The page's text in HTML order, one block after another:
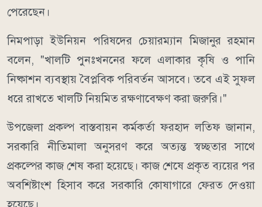
পেরেছেন।
নিমপাড়া ইউনিয়ন পরিষদের চেয়ারম্যান মিজানুর রহমান
বলেন, "খালটি পুনঃখননের ফলে এলাকার কৃষি ও পানি
নিষ্কাশন ব্যবস্থায় বৈপ্লবিক পরিবর্তন আসবে। তবে এই সুফল
ধরে রাখতে খালটি নিয়মিত রক্ষণাবেক্ষণ করা জরুরি।"
উপজেলা প্রকল্প বাস্তবায়ন কর্মকর্তা ফরহাদ লতিফ জানান,
সরকারি নীতিমালা অনুসরণ করে অত্যন্ত স্বচ্ছতার সাথে
প্রকল্পের কাজ শেষ করা হয়েছে। কাজ শেষে প্রকৃত ব্যয়ের পর
অবশিষ্টাংশ হিসাব করে সরকারি কোষাগারে ফেরত দেওয়া
হয়েছে।